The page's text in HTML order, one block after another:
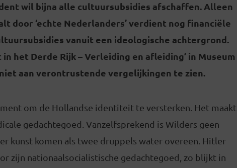
wil bijna alle cultuursubsidies afschaffen. Alleen
door ‘echte Nederlanders’ verdient nog financiële
vanuit een ideologische achtergrond.
het Derde Rijk – Verleiding en afleiding’ in Museum
aan verontrustende vergelijkingen te zien.
om de Hollandse identiteit te versterken. Het maakt
gedachtegoed. Vanzelfsprekend is Wilders geen
kunst komen als twee druppels water overeen. Hitler
zijn nationaalsocialistische gedachtegoed, zo blijkt in